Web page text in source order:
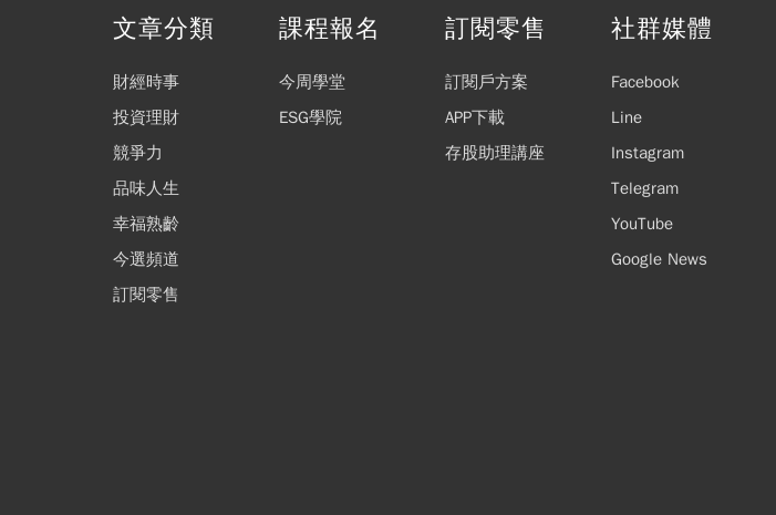
文章分類
財經時事
投資理財
競爭力
品味人生
幸福熟齡
今選頻道
訂閱零售
課程報名
今周學堂
ESG學院
訂閱零售
訂閱戶方案
APP下載
存股助理講座
社群媒體
Facebook
Line
Instagram
Telegram
YouTube
Google News